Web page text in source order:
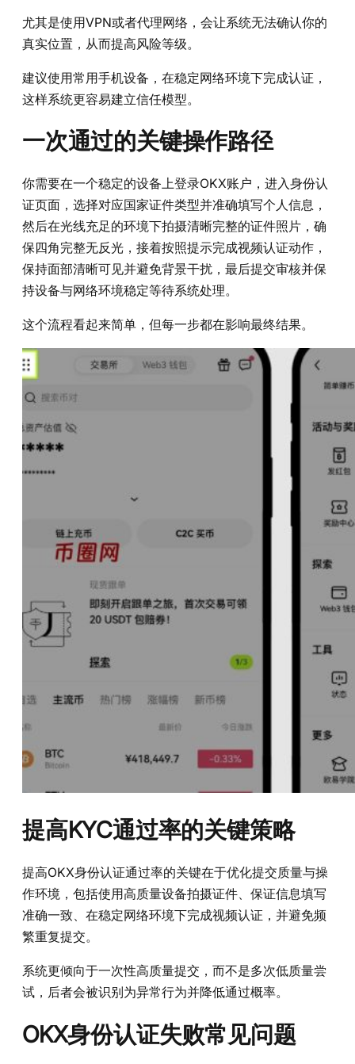
尤其是使用VPN或者代理网络，会让系统无法确认你的
真实位置，从而提高风险等级。
建议使用常用手机设备，在稳定网络环境下完成认证，
这样系统更容易建立信任模型。
一次通过的关键操作路径
你需要在一个稳定的设备上登录OKX账户，进入身份认
证页面，选择对应国家证件类型并准确填写个人信息，
然后在光线充足的环境下拍摄清晰完整的证件照片，确
保四角完整无反光，接着按照提示完成视频认证动作，
保持面部清晰可见并避免背景干扰，最后提交审核并保
持设备与网络环境稳定等待系统处理。
这个流程看起来简单，但每一步都在影响最终结果。
提高KYC通过率的关键策略
提高OKX身份认证通过率的关键在于优化提交质量与操
作环境，包括使用高质量设备拍摄证件、保证信息填写
准确一致、在稳定网络环境下完成视频认证，并避免频
繁重复提交。
系统更倾向于一次性高质量提交，而不是多次低质量尝
试，后者会被识别为异常行为并降低通过概率。
OKX身份认证失败常见问题